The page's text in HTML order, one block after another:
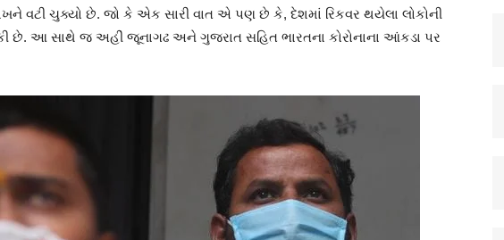
વટી ચુક્યો છે. જો કે એક સારી વાત એ પણ છે કે, દેશમાં રિકવર થયેલા લોકોની
છે. આ સાથે જ અહીં જૂનાગઢ અને ગુજરાત સહિત ભારતના કોરોનાના આંકડા પર